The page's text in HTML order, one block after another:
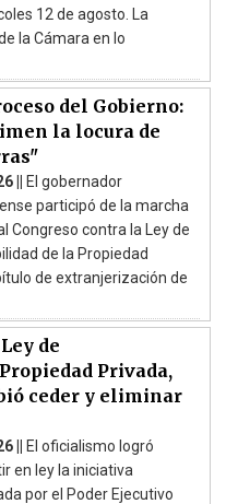
12 de agosto. La
la Cámara en lo
del Gobierno:
la locura de
|| El gobernador
participó de la marcha
Congreso contra la Ley de
de la Propiedad
de extranjerización de
de
Privada,
ceder y eliminar
|| El oficialismo logró
en ley la iniciativa
por el Poder Ejecutivo